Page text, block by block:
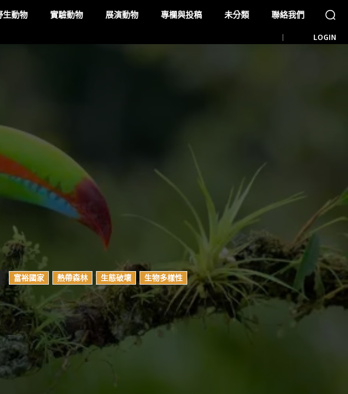
生動物 實驗動物 展演動物 專欄與投稿 未分類 聯絡我們
LOGIN
富裕國家 熱帶森林 生態破壞 生物多樣性